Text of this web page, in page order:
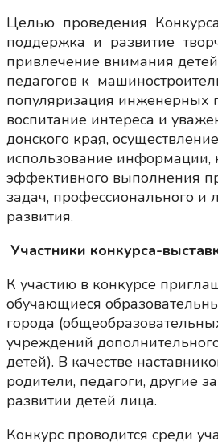
Целью проведения
поддержка и развитие
привлечение внимания
педагогов к
популяризация инженерных
воспитание интереса и
донского края,
использование информации,
эффективного выполнения
задач, профессионального и
развития.
Участники конкурса-
К участию в конкурсе
обучающиеся
города
учреждений
детей). В качестве
родители, педагоги, другие
развитии детей лица.
Конкурс проводится среди